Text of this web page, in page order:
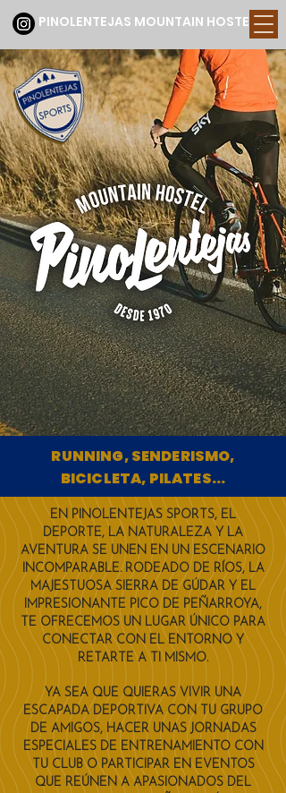
PINOLENTEJAS MOUNTAIN HOSTEL
RUNNING, SENDERISMO,
BICICLETA, PILATES...
EN PINOLENTEJAS SPORTS, EL
DEPORTE, LA NATURALEZA Y LA
AVENTURA SE UNEN EN UN ESCENARIO
INCOMPARABLE. RODEADO DE RÍOS, LA
MAJESTUOSA SIERRA DE GÚDAR Y EL
IMPRESIONANTE PICO DE PEÑARROYA,
TE OFRECEMOS UN LUGAR ÚNICO PARA
CONECTAR CON EL ENTORNO Y
RETARTE A TI MISMO.
YA SEA QUE QUIERAS VIVIR UNA
ESCAPADA DEPORTIVA CON TU GRUPO
DE AMIGOS, HACER UNAS JORNADAS
ESPECIALES DE ENTRENAMIENTO CON
TU CLUB O PARTICIPAR EN EVENTOS
QUE REÚNEN A APASIONADOS DEL